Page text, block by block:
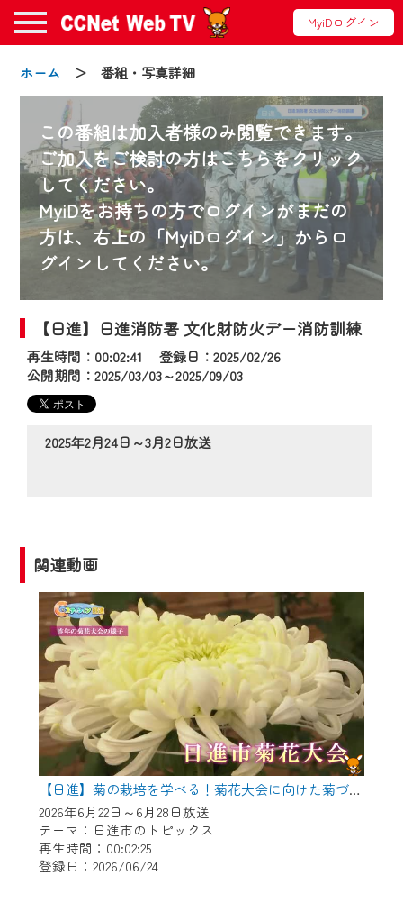
MyiDログイン
ホーム ＞ 番組・写真詳細
この番組は加入者様のみ閲覧できます。
ご加入をご検討の方はこちらをクリック
してください。
MyiDをお持ちの方でログインがまだの
方は、右上の「MyiDログイン」からロ
グインしてください。
【日進】日進消防署 文化財防火デー消防訓練
再生時間：00:02:41 登録日：2025/02/26
公開期間：2025/03/03～2025/09/03
2025年2月24日～3月2日放送
関連動画
【日進】菊の栽培を学べる！菊花大会に向けた菊づくり講習会
2026年6月22日～6月28日放送
テーマ：日進市のトピックス
再生時間：00:02:25
登録日：2026/06/24
お知らせ
2024/09/02
年9月24日からリニューアルします！
【変更点】
◆デザイン変更により、お住まいの地域
の動画コンテンツが一目瞭然。
◆当社アプリやＰＣブラウザから、いつ
でも・どこでも・外出先でも！
2024年9月24日からはご加入者様へのサー
ビス向上のため、
『CCNet Web TV』を利用いただくには、
一部コンテンツを除き、
CCNetサービスへの加入と『CCNetマイ
ページ※』へのログインが必要となりま
す。
何卒、ご理解ご了承の程よろしくお願い
いたします。
※マイページへのログインには、MyIDが必
要となります。
※MyIDとは、CCNet Web TVを含むCCNetの
各種サービスをご利用頂くためのIDです。